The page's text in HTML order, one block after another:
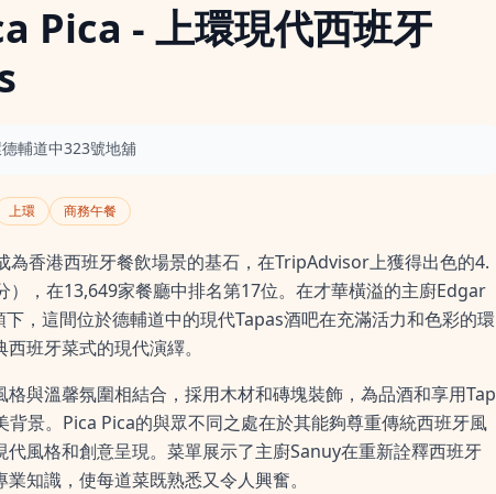
Pica - 上環現代西班牙
輔道中323號地舖
上環 商務午餐
為香港西班牙餐飲場景的基石，在TripAdvisor上獲得出色的4.
），在13,649家餐廳中排名第17位。在才華橫溢的主廚Edgar
，這間位於德輔道中的現代Tapas酒吧在充滿活力和色彩的環
班牙菜式的現代演繹。
格與溫馨氛圍相結合，採用木材和磚塊裝飾，為品酒和享用Tap
背景。Pica Pica的與眾不同之處在於其能夠尊重傳統西班牙風
代風格和創意呈現。菜單展示了主廚Sanuy在重新詮釋西班牙
知識，使每道菜既熟悉又令人興奮。